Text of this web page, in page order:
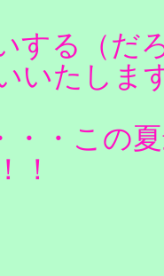
する（だ
いたしま
・・この
！